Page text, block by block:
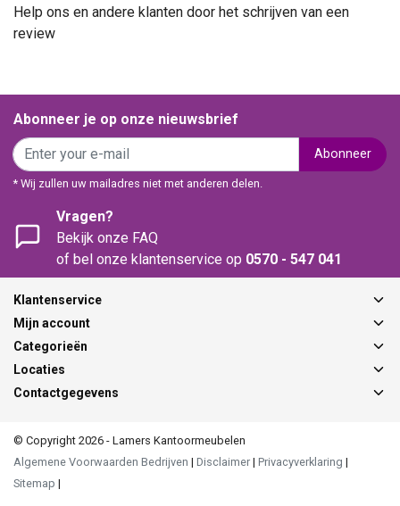
Help ons en andere klanten door het schrijven van een
review
Abonneer je op onze nieuwsbrief
Abonneer
* Wij zullen uw mailadres niet met anderen delen.
Vragen?
Bekijk onze FAQ
of bel onze klantenservice op 0570 - 547 041
Klantenservice
Mijn account
Categorieën
Locaties
Contactgegevens
© Copyright 2026 - Lamers Kantoormeubelen
Algemene Voorwaarden Bedrijven | Disclaimer | Privacyverklaring |
Sitemap |